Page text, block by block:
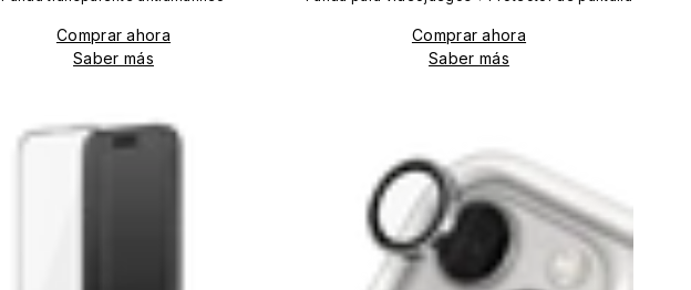
Comprar ahora
Saber más
Comprar ahora
Saber más